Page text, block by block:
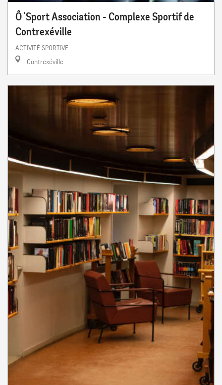
Ô 'Sport Association - Complexe Sportif de
Contrexéville
ACTIVITÉ SPORTIVE
Contrexéville